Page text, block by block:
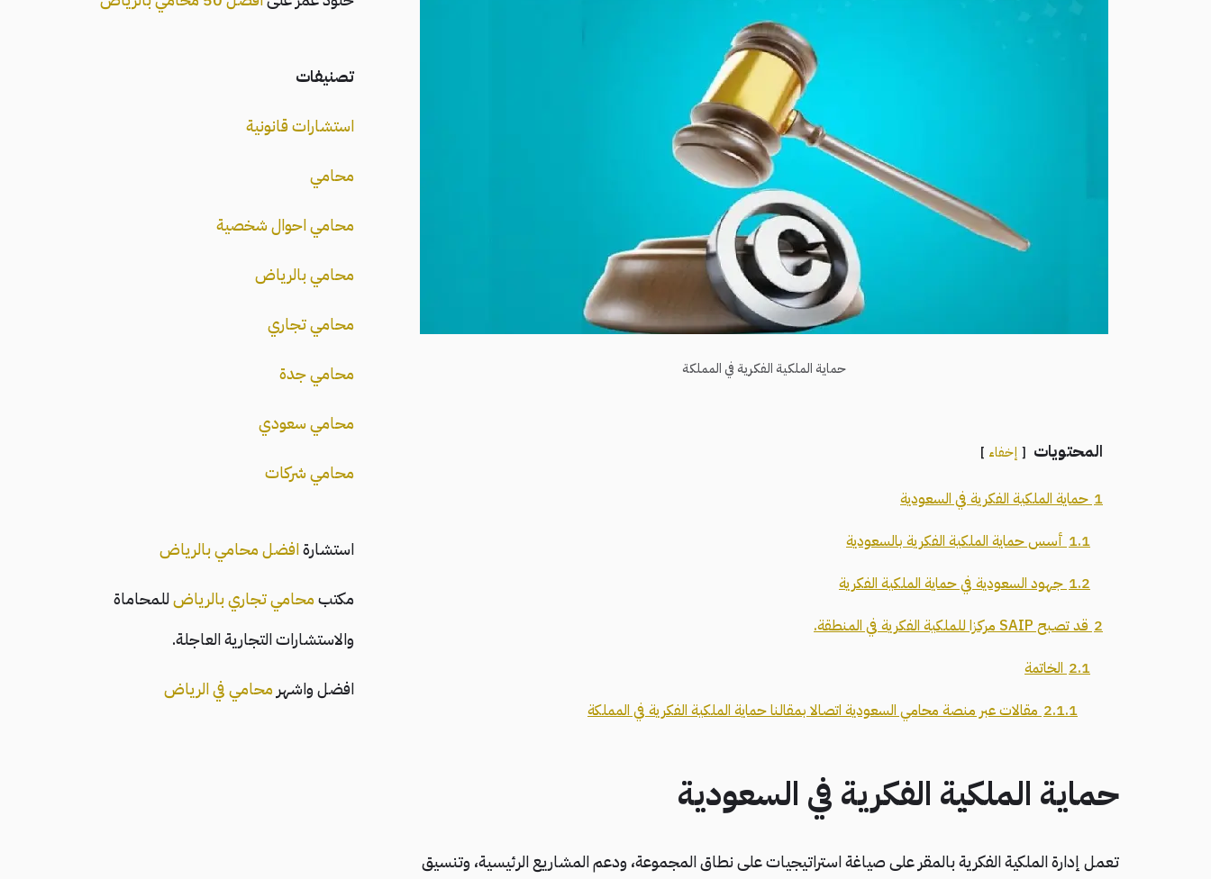
حماية الملكية الفكرية في المملكة
المحتويات إخفاء
1 حماية الملكية الفكرية في السعودية
1.1 أسس حماية الملكية الفكرية بالسعودية
1.2 جهود السعودية في حماية الملكية الفكرية
2 قد تصبح SAIP مركزا للملكية الفكرية في المنطقة.
2.1 الخاتمة
2.1.1 مقالات عبر منصة محامي السعودية اتصالا بمقالنا حماية الملكية الفكرية في المملكة
حماية الملكية الفكرية في السعودية
تعمل إدارة الملكية الفكرية بالمقر على صياغة استراتيجيات على نطاق المجموعة، ودعم المشاريع الرئيسية، وتنسيق
تصنيفات
استشارات قانونية
محامي
محامي احوال شخصية
محامي بالرياض
محامي تجاري
محامي جدة
محامي سعودي
محامي شركات
استشارةافضل محامي بالرياض
مكتبمحامي تجاري بالرياضللمحاماة
والاستشارات التجارية العاجلة.
افضل واشهر محامي في الرياض